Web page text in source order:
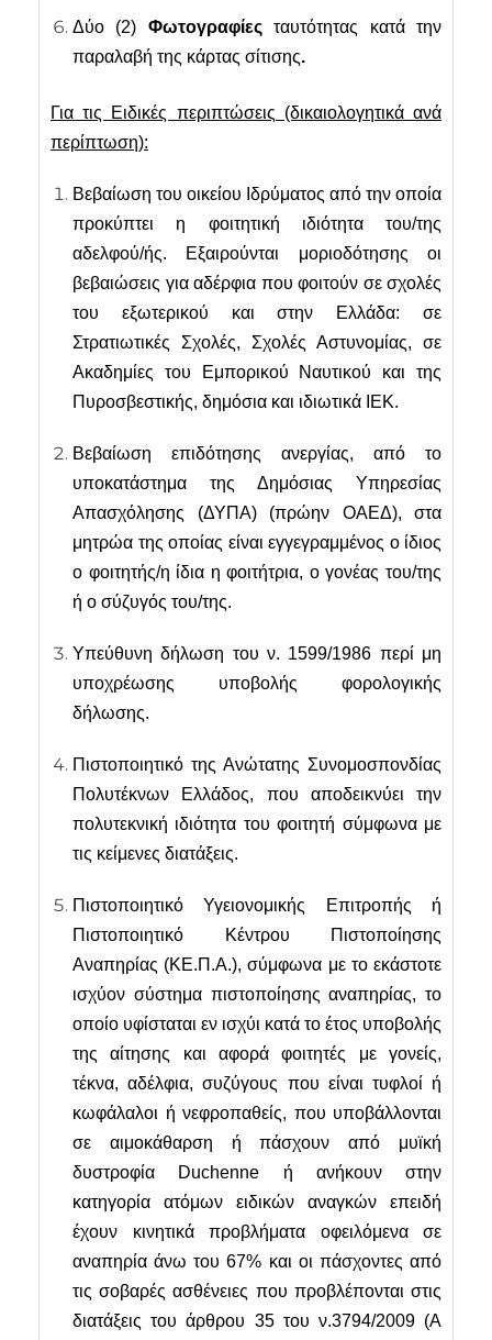
Δύο (2) Φωτογραφίες
ταυτότητας κατά την
παραλαβή της κάρτας σίτισης.
Για τις Ειδικές περιπτώσεις (δικαιολογητικά ανά
περίπτωση):
Βεβαίωση του οικείου Ιδρύματος από την οποία
προκύπτει η φοιτητική ιδιότητα του/της
αδελφού/ής. Εξαιρούνται μοριοδότησης οι
βεβαιώσεις για αδέρφια που φοιτούν σε σχολές
του εξωτερικού και στην Ελλάδα: σε
Στρατιωτικές Σχολές, Σχολές Αστυνομίας, σε
Ακαδημίες του Εμπορικού Ναυτικού και της
Πυροσβεστικής, δημόσια και ιδιωτικά ΙΕΚ.
Βεβαίωση επιδότησης ανεργίας, από το
υποκατάστημα της Δημόσιας Υπηρεσίας
Απασχόλησης (ΔΥΠΑ) (πρώην ΟΑΕΔ), στα
μητρώα της οποίας είναι εγγεγραμμένος ο ίδιος
ο φοιτητής/η ίδια η φοιτήτρια, ο γονέας του/της
ή ο σύζυγός του/της.
Υπεύθυνη δήλωση του ν. 1599/1986 περί μη
υποχρέωσης υποβολής φορολογικής
δήλωσης.
Πιστοποιητικό της Ανώτατης Συνομοσπονδίας
Πολυτέκνων Ελλάδος, που αποδεικνύει την
πολυτεκνική ιδιότητα του φοιτητή σύμφωνα με
τις κείμενες διατάξεις.
Πιστοποιητικό Υγειονομικής Επιτροπής ή
Πιστοποιητικό Κέντρου Πιστοποίησης
Αναπηρίας (ΚΕ.Π.Α.), σύμφωνα με το εκάστοτε
ισχύον σύστημα πιστοποίησης αναπηρίας, το
οποίο υφίσταται εν ισχύι κατά το έτος υποβολής
της αίτησης και αφορά φοιτητές με γονείς,
τέκνα, αδέλφια, συζύγους που είναι τυφλοί ή
κωφάλαλοι ή νεφροπαθείς, που υποβάλλονται
σε αιμοκάθαρση ή πάσχουν από μυϊκή
δυστροφία Duchenne ή ανήκουν στην
κατηγορία ατόμων ειδικών αναγκών επειδή
έχουν κινητικά προβλήματα οφειλόμενα σε
αναπηρία άνω του 67% και οι πάσχοντες από
τις σοβαρές ασθένειες που προβλέπονται στις
διατάξεις του άρθρου 35 του ν.3794/2009 (Α